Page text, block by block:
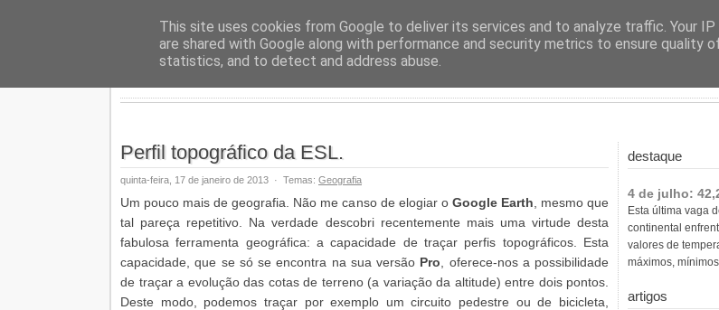
Geopalavras
Perfil topográfico da ESL.
quinta-feira, 17 de janeiro de 2013 · Temas: Geografia
Um pouco mais de geografia. Não me canso de elogiar oGoogle Earth , mesmo que
tal pareça repetitivo. Na verdade descobri recentemente mais uma virtude desta
fabulosa ferramenta geográfica: a capacidade de traçar perfis topográficos. Esta
capacidade, que se só se encontra na sua versão Pro , oferece-nos a possibilidade
de traçar a evolução das cotas de terreno (a variação da altitude) entre dois pontos.
Deste modo, podemos traçar por exemplo um circuito pedestre ou de bicicleta,
destaque
4 de julho:
Esta última vaga
continental
valores de
máximos,
artigos
This site uses cookies from Google to deliver its services and to analyze traffic. Your
are shared with Google along with performance and security metrics to ensure quality
statistics, and to detect and address abuse.